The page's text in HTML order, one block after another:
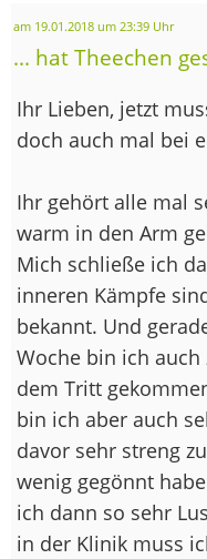
am 19.01.2018 um 23:39 Uhr
... hat Theechen
Ihr Lieben, jetzt
doch auch mal bei
Ihr gehört alle mal
warm in den Arm
Mich schließe ich
inneren Kämpfe
bekannt. Und
Woche bin ich auch
dem Tritt
bin ich aber auch
davor sehr streng
wenig gegönnt
ich dann so sehr
in der Klinik muss